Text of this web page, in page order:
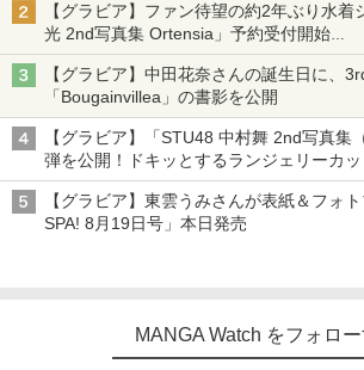
【グラビア】ファン待望の約2年ぶり水着
光 2nd写真集 Ortensia」予約受付開始
10月30日発売
【グラビア】中田花奈さんの誕生日に、
「Bougainvillea」の書影を公開
【グラビア】「STU48 中村舞 2nd写真集
弾を公開！ドキッとするランジェリーカ
【グラビア】東雲うみさんが表紙＆フォ
SPA! 8月19日号」本日発売
MANGA Watch をフォロ